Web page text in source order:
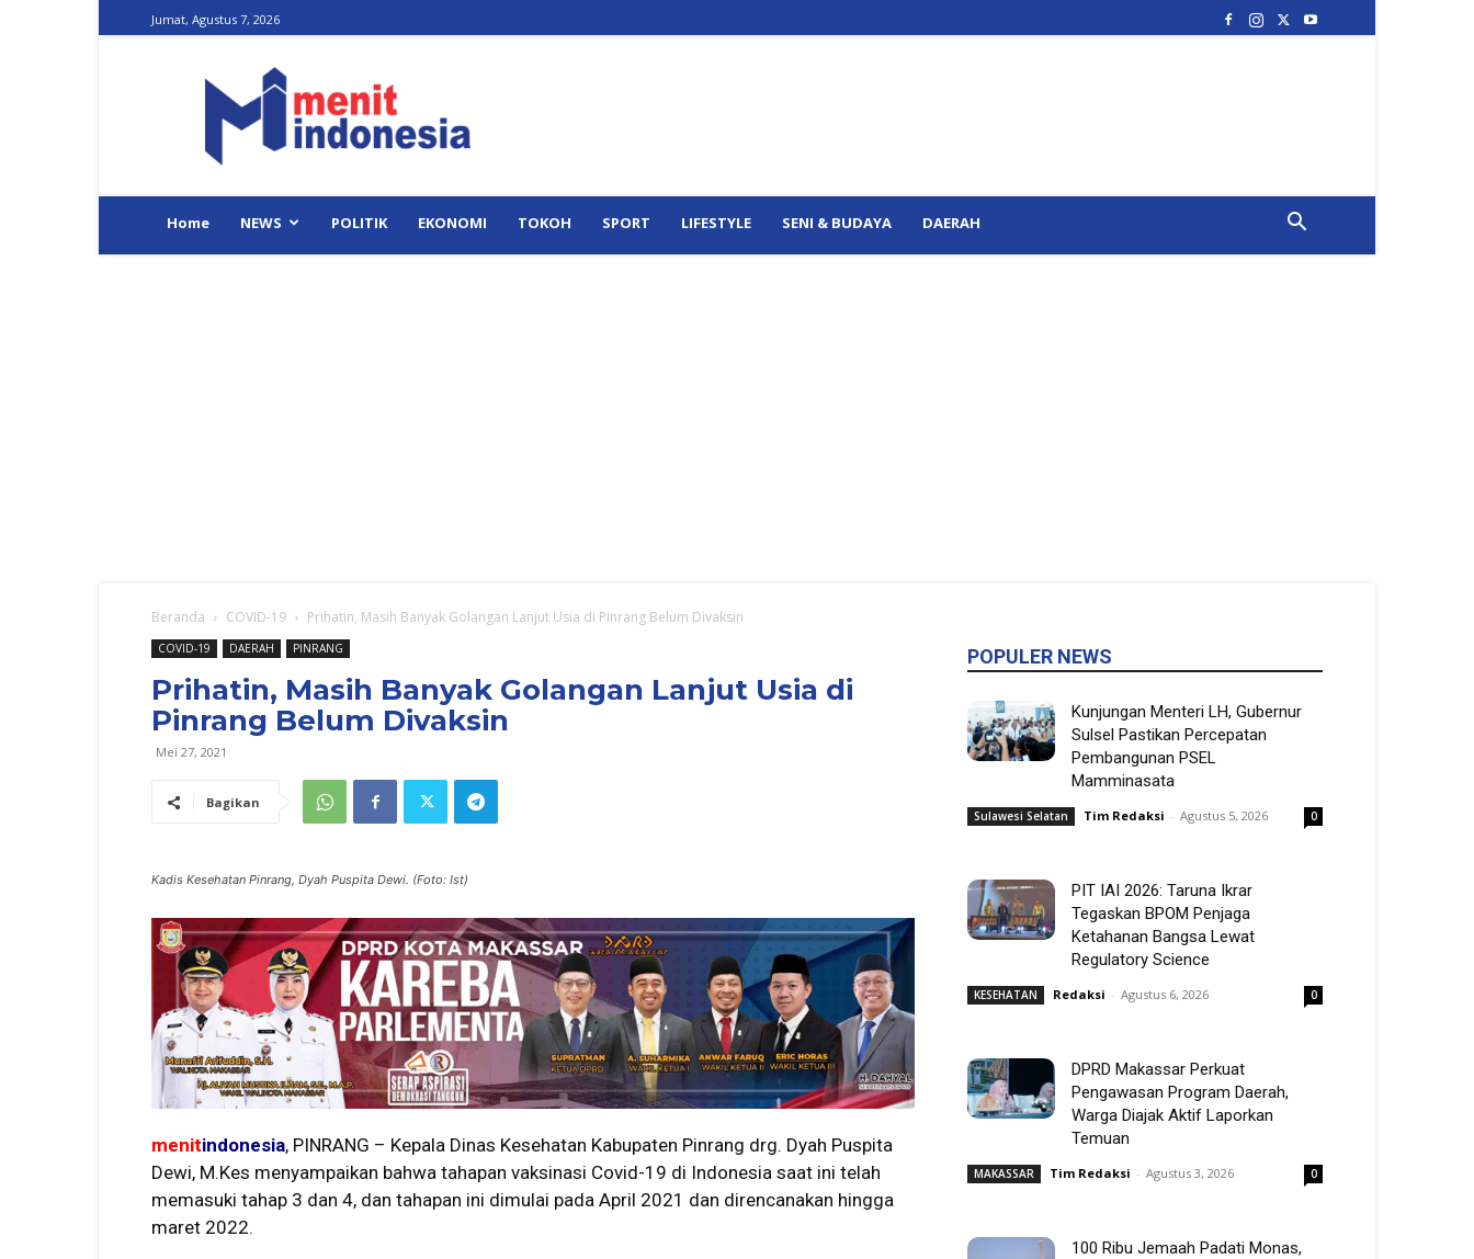
Jumat, Agustus 7, 2026
Indonesia
Home NEWS POLITIK EKONOMI TOKOH SPORT LIFESTYLE SENI & BUDAYA DAERAH
Beranda COVID-19 Prihatin, Masih Banyak Golangan Lanjut Usia di Pinrang Belum Divaksin
COVID-19 DAERAH PINRANG
Prihatin, Masih Banyak Golangan Lanjut Usia di
Pinrang Belum Divaksin
Mei 27, 2021
Bagikan
Kadis Kesehatan Pinrang, Dyah Puspita Dewi. (Foto: Ist)
menitindonesia, PINRANG – Kepala Dinas Kesehatan Kabupaten Pinrang drg. Dyah Puspita
Dewi, M.Kes menyampaikan bahwa tahapan vaksinasi Covid-19 di Indonesia saat ini telah
memasuki tahap 3 dan 4, dan tahapan ini dimulai pada April 2021 dan direncanakan hingga
maret 2022.
POPULER NEWS
Kunjungan Menteri LH, Gubernur
Sulsel Pastikan Percepatan
Pembangunan PSEL
Mamminasata
Sulawesi Selatan Tim Redaksi - Agustus 5, 2026 0
PIT IAI 2026: Taruna Ikrar
Tegaskan BPOM Penjaga
Ketahanan Bangsa Lewat
Regulatory Science
KESEHATAN Redaksi - Agustus 6, 2026 0
DPRD Makassar Perkuat
Pengawasan Program Daerah,
Warga Diajak Aktif Laporkan
Temuan
MAKASSAR Tim Redaksi - Agustus 3, 2026 0
100 Ribu Jemaah Padati Monas,